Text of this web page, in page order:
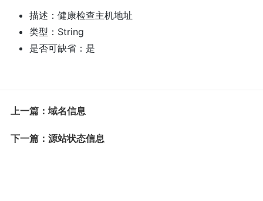
描述：健康检查主机地址
类型：String
是否可缺省：是
上一篇：域名信息
下一篇：源站状态信息